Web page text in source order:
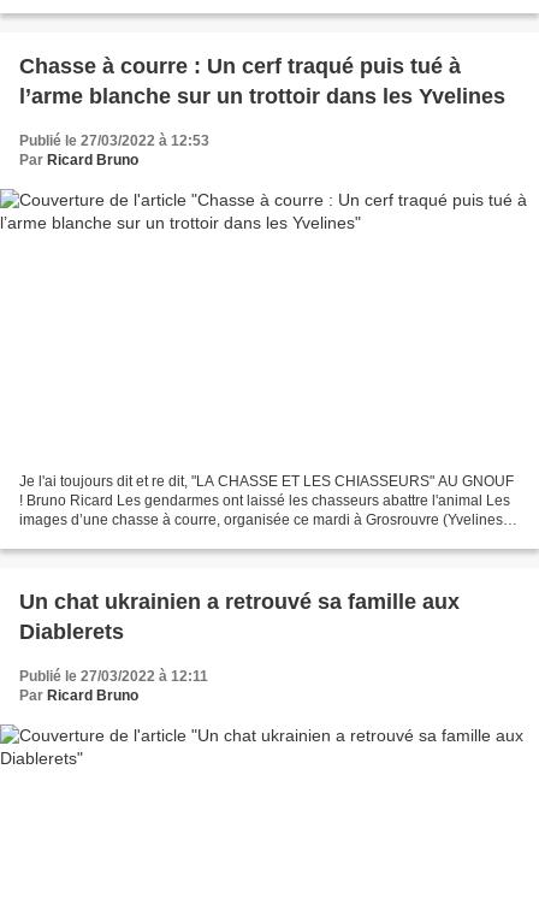
Chasse à courre : Un cerf traqué puis tué à
l’arme blanche sur un trottoir dans les Yvelines
Publié le 27/03/2022 à 12:53
Par Ricard Bruno
Je l'ai toujours dit et re dit, "LA CHASSE ET LES CHIASSEURS" AU GNOUF
! Bruno Ricard Les gendarmes ont laissé les chasseurs abattre l'animal Les
images d’une chasse à courre, organisée ce mardi à Grosrouvre (Yvelines),
Un chat ukrainien a retrouvé sa famille aux
Diablerets
Publié le 27/03/2022 à 12:11
Par Ricard Bruno